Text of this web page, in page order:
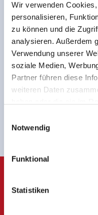
Wir verwenden
personalisieren,
zu können und die
analysieren. Außerdem
Verwendung unserer
soziale Medien,
Partner führen diese
weiteren Daten
Rohr 23// A-6280 Zell am
www.zillertalarena.com
Notwendig
Funktional
Statistiken